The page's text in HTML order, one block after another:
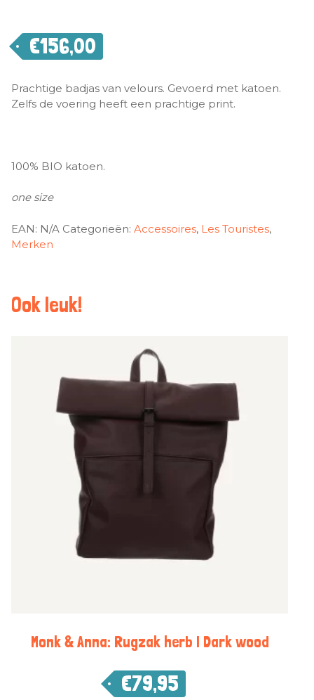
€156,00
Prachtige badjas van velours. Gevoerd met katoen.
Zelfs de voering heeft een prachtige print.
100% BIO katoen.
one size
EAN: N/A Categorieën: Accessoires, Les Touristes,
Merken
Ook leuk!
Monk & Anna: Rugzak herb | Dark wood
€79,95